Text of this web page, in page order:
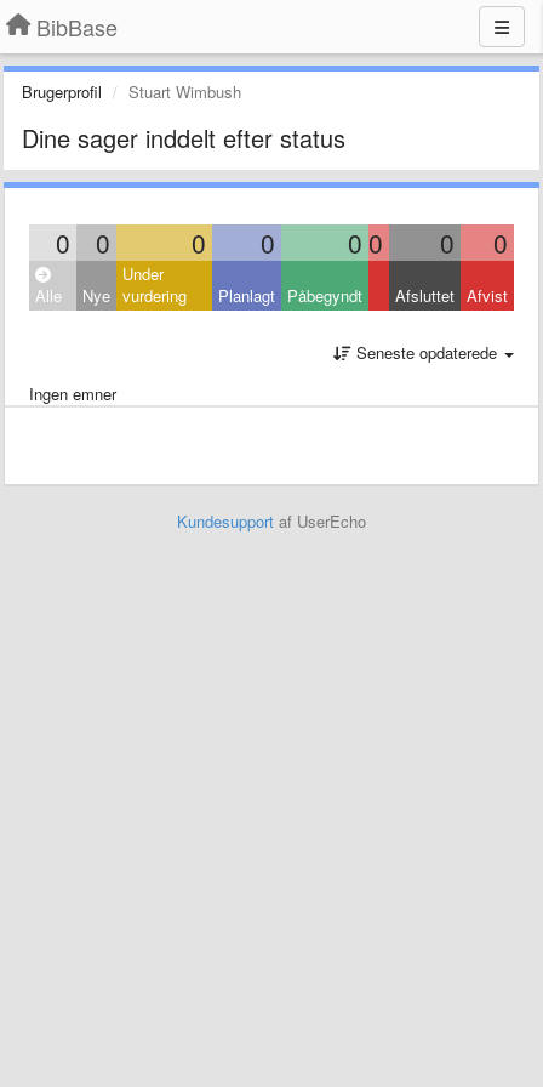
BibBase
Brugerprofil Stuart Wimbush
Dine sager inddelt efter status
0 0 0 0 0 0 0 0
Alle Nye
Under
vurdering
Planlagt Påbegyndt Afsluttet Afvist
Seneste opdaterede
Ingen emner
Kundesupport af UserEcho